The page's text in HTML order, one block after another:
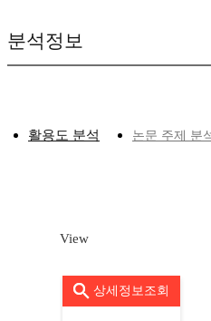
분석정보
활용도 분석 논문 주제 분
View
상세정보조회